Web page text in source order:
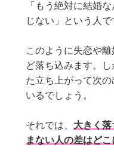
「もう絶対に結婚
じない」という人で
このように失恋や
ど落ち込みます。
た立ち上がって次
いるでしょう。
それでは、 大きく
まない人の差はど